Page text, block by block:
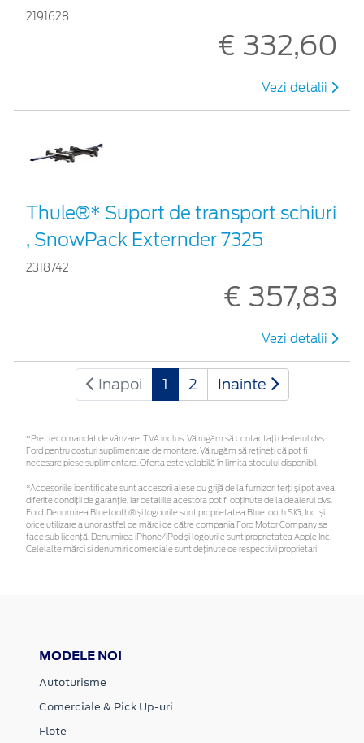
2191628
€ 332,60
Vezi detalii
Thule®* Suport de transport schiuri
, SnowPack Externder 7325
2318742
€ 357,83
Vezi detalii
Inapoi 1 2 Inainte
*Preţ recomandat de vânzare, TVA inclus. Vă rugăm să contactaţi dealerul dvs.
Ford pentru costuri suplimentare de montare. Vă rugăm să rețineți că pot fi
necesare piese suplimentare. Oferta este valabilă în limita stocului disponibil.
*Accesoriile identificate sunt accesorii alese cu grijă de la furnizori terți și pot avea
diferite condiții de garanție, iar detaliile acestora pot fi obținute de la dealerul dvs.
Ford. Denumirea Bluetooth® și logourile sunt proprietatea Bluetooth SIG, Inc. și
orice utilizare a unor astfel de mărci de către compania Ford Motor Company se
face sub licență. Denumirea iPhone/iPod și logourile sunt proprietatea Apple Inc.
Celelalte mărci și denumiri comerciale sunt deținute de respectivii proprietari
MODELE NOI
Autoturisme
Comerciale & Pick Up-uri
Flote